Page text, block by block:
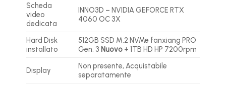
Scheda
video
dedicata
INNO3D – NVIDIA GEFORCE RTX
4060 OC 3X
Hard Disk
installato
512GB SSD M.2 NVMe fanxiang PRO
Gen. 3 Nuovo+ 1TB HD HP 7200rpm
Display
Non presente, Acquistabile
separatamente